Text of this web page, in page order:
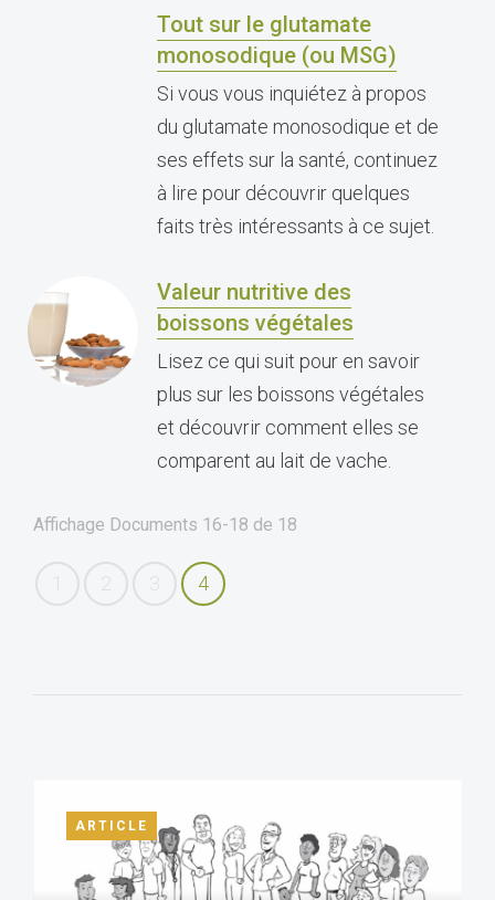
Tout sur le glutamate
monosodique (ou MSG)
Si vous vous inquiétez à propos
du glutamate monosodique et de
ses effets sur la santé, continuez
à lire pour découvrir quelques
faits très intéressants à ce sujet.
Valeur nutritive des
boissons végétales
Lisez ce qui suit pour en savoir
plus sur les boissons végétales
et découvrir comment elles se
comparent au lait de vache.
Affichage Documents 16-18 de 18
4
ARTICLE